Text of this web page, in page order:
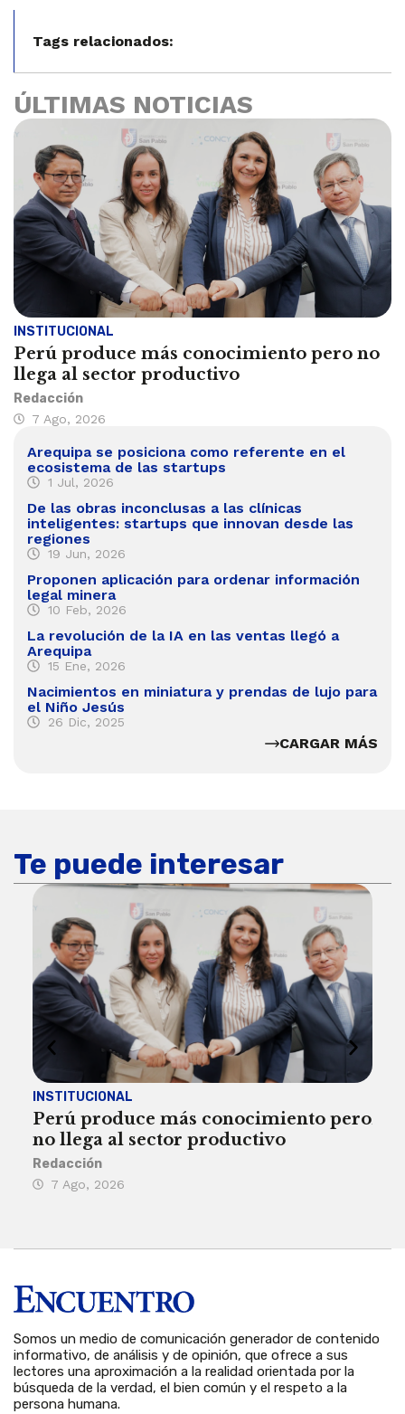
Tags relacionados:
ÚLTIMAS NOTICIAS
INSTITUCIONAL
Perú produce más conocimiento pero no
llega al sector productivo
Redacción
7 Ago, 2026
Arequipa se posiciona como referente en el
ecosistema de las startups
1 Jul, 2026
De las obras inconclusas a las clínicas
inteligentes: startups que innovan desde las
regiones
19 Jun, 2026
Proponen aplicación para ordenar información
legal minera
10 Feb, 2026
La revolución de la IA en las ventas llegó a
Arequipa
15 Ene, 2026
Nacimientos en miniatura y prendas de lujo para
el Niño Jesús
26 Dic, 2025
CARGAR MÁS
Te puede interesar
INSTITUCIONAL
Perú produce más conocimiento pero
no llega al sector productivo
Redacción
7 Ago, 2026
Somos un medio de comunicación generador de contenido
informativo, de análisis y de opinión, que ofrece a sus
lectores una aproximación a la realidad orientada por la
búsqueda de la verdad, el bien común y el respeto a la
persona humana.